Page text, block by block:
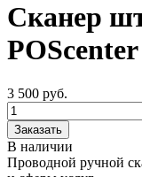
Сканер
3 500 руб.
Заказать
В наличии
Проводной ручной